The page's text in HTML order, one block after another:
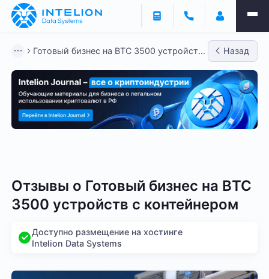
Готовый бизнес на BTC 3500 устройств
Назад
Отзывы о Готовый бизнес на BTC
3500 устройств с контейнером
Доступно размещение на хостинге
Intelion Data Systems